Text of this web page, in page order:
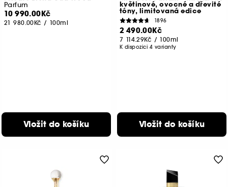
Parfum
10 990.00Kč
21 980.00Kč / 100ml
Vložit do košíku
květinové, ovocné a dřevité
tóny, limitovaná edice
1896
2 490.00Kč
7 114.29Kč / 100ml
K dispozici 4 varianty
Vložit do košíku